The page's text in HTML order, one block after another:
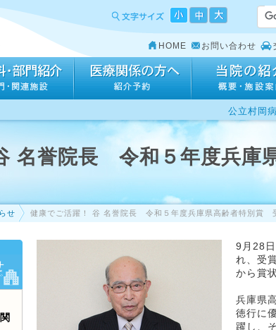
HOME お問い合わせ
公立村岡
名誉院長 令和５年度兵庫
せ 健康でご活躍！ 谷 名誉院長 令和５年度兵庫県高齢者特別賞
9月28
れ、受
から賞
兵庫県
徳行に
躍し、